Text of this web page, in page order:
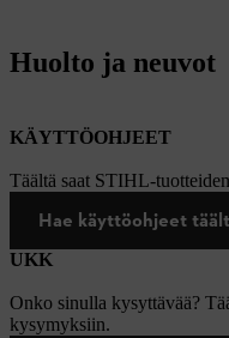
Huolto ja neuvot
KÄYTTÖOHJEET
Täältä saat STIHL-
Hae käyttöohjeet
UKK
Onko sinulla kysyttävää?
kysymyksiin.